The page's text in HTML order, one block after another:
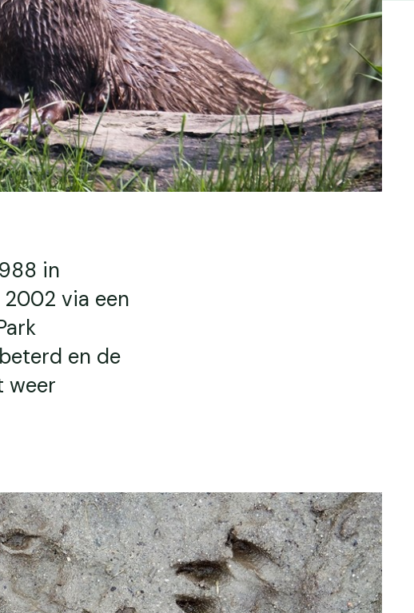
in
via een
en de
weer